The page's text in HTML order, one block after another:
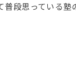
段思っている